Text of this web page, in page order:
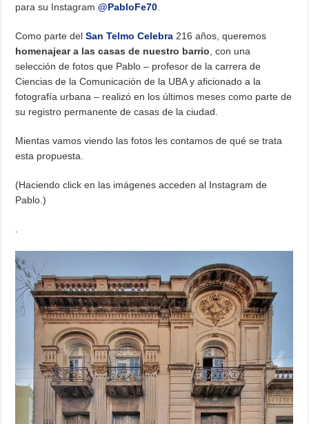
para su Instagram@PabloFe70
Como parte delSan Telmo Celebra 216 años, queremos
homenajear a las casas de nuestro barrio , con una
selección de fotos que Pablo – profesor de la carrera de
Ciencias de la Comunicación de la UBA y aficionado a la
fotografía urbana – realizó en los últimos meses como parte de
su registro permanente de casas de la ciudad.
Mientas vamos viendo las fotos les contamos de qué se trata
esta propuesta.
(Haciendo click en las imágenes acceden al Instagram de
Pablo.)